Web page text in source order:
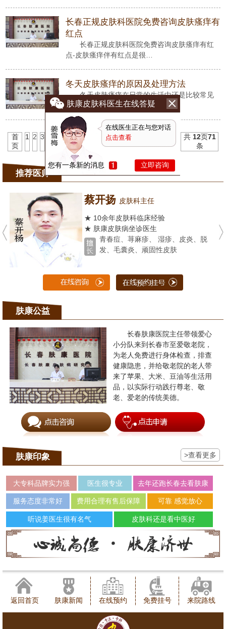
长春正规皮肤科医院免费咨询皮肤瘙痒有
红点
长春正规皮肤科医院免费咨询皮肤瘙痒有红
点-皮肤瘙痒伴有红点是很…
冬天皮肤瘙痒的原因及处理方法
冬天皮肤瘙痒在日常的生活中还是比较常见
的，但是对于冬季皮肤瘙痒…
首
页
1 2 3 4 5 6 7 8 9 11
下一
页
页
共 12页71
条
推荐医师
蔡开扬 皮肤科主任
★ 10余年皮肤科临床经验
★ 肤康皮肤病坐诊医生
青春痘、荨麻疹、 湿疹、皮炎、脱
发、毛囊炎、顽固性皮肤
肤康公益
长春肤康医院主任带领爱心
小分队来到长春市至爱敬老院，
为老人免费进行身体检查，排查
健康隐患，并给敬老院的老人带
来了苹果、大米、豆油等生活用
品，以实际行动践行尊老、敬
老、爱老的传统美德。
肤康印象 >查看更多
大专科品牌实力强 医生很专业 去年还跑长春去看肤康
服务态度非常好 费用合理有售后保障 可靠 感觉放心
听说姜医生很有名气 皮肤科还是看中医好
返回首页 肤康新闻 在线预约 免费挂号 来院路线
肤康皮肤科医生在线答疑
在线医生正在与您对话
点击查看
您有一条新的消息 立即咨询